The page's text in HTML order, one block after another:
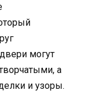
могут
а
и узоры.